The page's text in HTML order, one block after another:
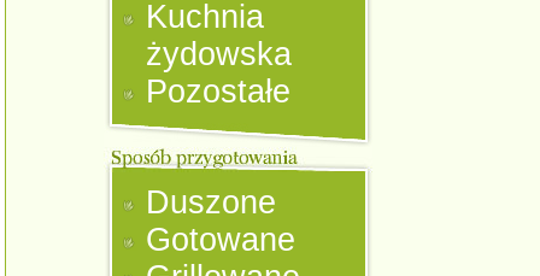
Kuchnia
żydowska
Pozostałe
Duszone
Gotowane